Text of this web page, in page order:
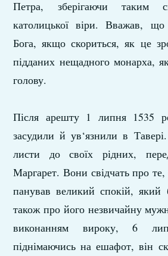
Петра, зберігаючи таким
католицької віри. Вважав,
Бога, якщо скориться, як це
підданих нещадного монарха,
голову.
Після арешту 1 липня 1535
засудили й ув‘язнили в
листи до своїх рідних,
Маргарет. Вони свідчать про
панував великий спокій,
також про його незвичайну
виконанням вироку, 6
піднімаючись на ешафот, він